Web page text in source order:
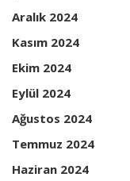
Aralık 2024
Kasım 2024
Ekim 2024
Eylül 2024
Ağustos 2024
Temmuz 2024
Haziran 2024